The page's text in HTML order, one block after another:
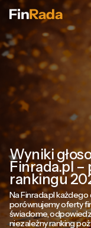
Wyniki
Finrada.pl –
rankingu
Na Finrada.pl
porównujemy oferty
świadome,
niezależny ranking